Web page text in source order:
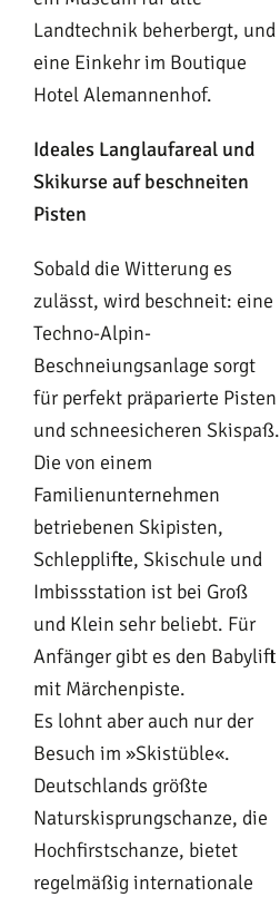
Landtechnik beherbergt, und
eine Einkehr im Boutique
Hotel Alemannenhof.
Ideales Langlaufareal und
Skikurse auf beschneiten
Pisten
Sobald die Witterung es
zulässt, wird beschneit: eine
Techno-Alpin-
Beschneiungsanlage sorgt
für perfekt präparierte Pisten
und schneesicheren Skispaß.
Die von einem
Familienunternehmen
betriebenen Skipisten,
Schlepplifte, Skischule und
Imbissstation ist bei Groß
und Klein sehr beliebt. Für
Anfänger gibt es den Babylift
mit Märchenpiste.
Es lohnt aber auch nur der
Besuch im »Skistüble«.
Deutschlands größte
Naturskisprungschanze, die
Hochfirstschanze, bietet
regelmäßig internationale